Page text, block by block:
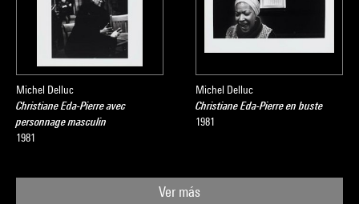
Michel Delluc
Christiane Eda-Pierre avec
personnage masculin
1981
Michel Delluc
Christiane Eda-Pierre en buste
1981
Ver más